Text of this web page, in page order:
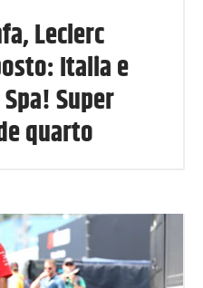
Leclerc
Italia e
Super
quarto